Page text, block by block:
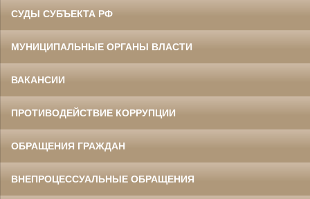
СУДЫ СУБЪЕКТА РФ
МУНИЦИПАЛЬНЫЕ ОРГАНЫ ВЛАСТИ
ВАКАНСИИ
ПРОТИВОДЕЙСТВИЕ КОРРУПЦИИ
ОБРАЩЕНИЯ ГРАЖДАН
ВНЕПРОЦЕССУАЛЬНЫЕ ОБРАЩЕНИЯ